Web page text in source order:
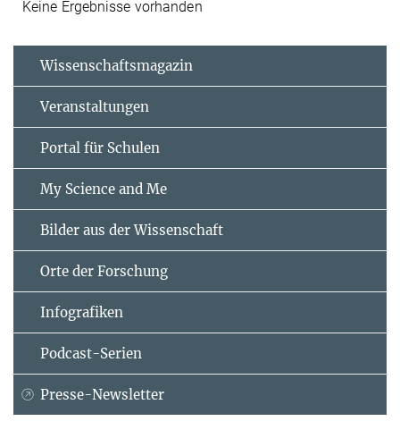
Keine Ergebnisse vorhanden
Wissenschaftsmagazin
Veranstaltungen
Portal für Schulen
My Science and Me
Bilder aus der Wissenschaft
Orte der Forschung
Infografiken
Podcast-Serien
Presse-Newsletter